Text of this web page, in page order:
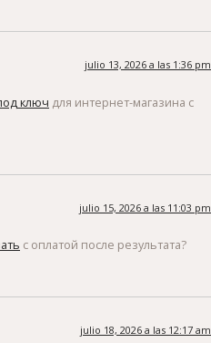
julio 13, 2026 a las 1:36 pm
ключ для интернет-магазина с
julio 15, 2026 a las 11:03 pm
с оплатой после результата?
julio 18, 2026 a las 12:17 am